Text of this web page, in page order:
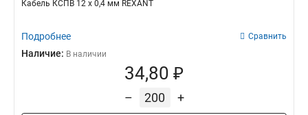
Кабель КСПВ 12 х 0,4 мм REXANT
Подробнее Сравнить
Наличие: В наличии
34,80 ₽
– +